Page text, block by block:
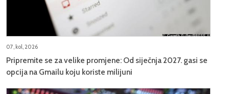
07, kol, 2026
Pripremite se za velike promjene: Od siječnja 2027. gasi se
opcija na Gmailu koju koriste milijuni